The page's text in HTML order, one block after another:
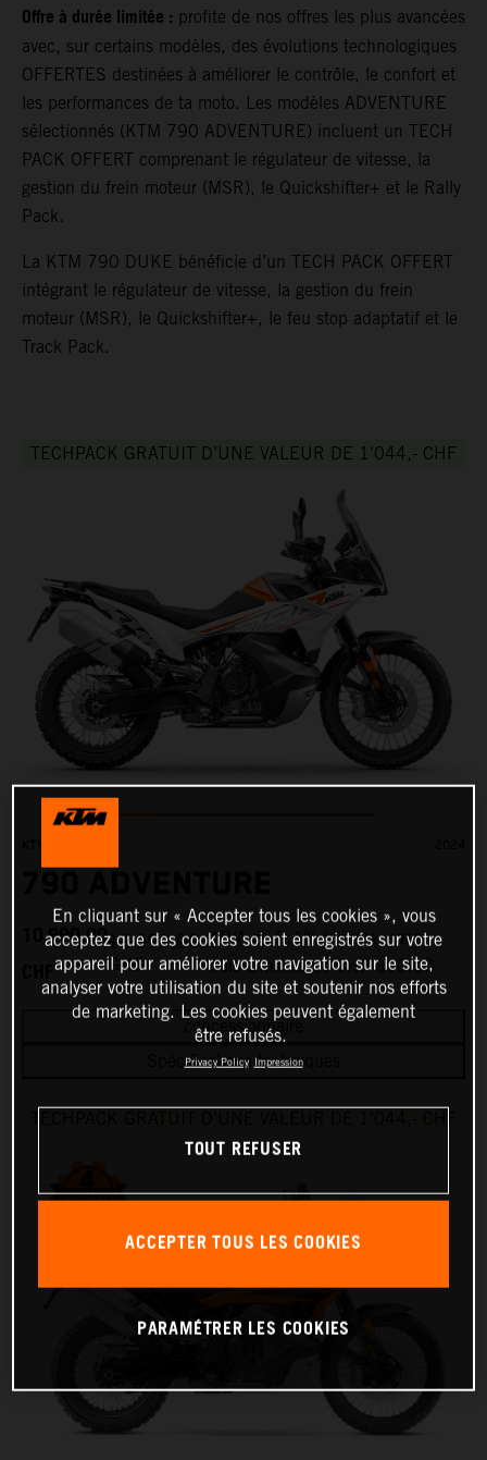
Offre à durée limitée : profite de nos offres les plus avancées
avec, sur certains modèles, des évolutions technologiques
OFFERTES destinées à améliorer le contrôle, le confort et
les performances de ta moto. Les modèles ADVENTURE
sélectionnés (KTM 790 ADVENTURE) incluent un TECH
PACK OFFERT comprenant le régulateur de vitesse, la
gestion du frein moteur (MSR), le Quickshifter+ et le Rally
Pack.
La KTM 790 DUKE bénéficie d’un TECH PACK OFFERT
intégrant le régulateur de vitesse, la gestion du frein
moteur (MSR), le Quickshifter+, le feu stop adaptatif et le
Track Pack.
TECHPACK GRATUIT D’UNE VALEUR DE 1'044,- CHF
10 990,00
CHF
11 990,00
CHF
*TVA de 8.1% incluse, sans
frais annexes de CHF 310.00
concessionnaire
Spécifications techniques
En cliquant sur « Accepter tous les cookies », vous
acceptez que des cookies soient enregistrés sur votre
appareil pour améliorer votre navigation sur le site,
analyser votre utilisation du site et soutenir nos efforts
de marketing. Les cookies peuvent également
être refusés.
Privacy Policy Impression
TOUT REFUSER
ACCEPTER TOUS LES COOKIES
PARAMÉTRER LES COOKIES